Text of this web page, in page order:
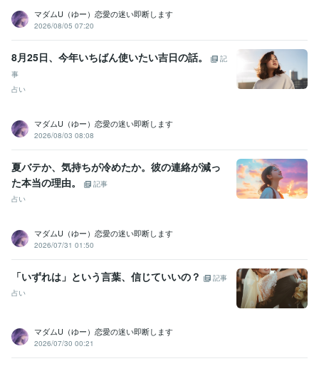
マダムU（ゆー）恋愛の迷い即断します
2026/08/05 07:20
8月25日、今年いちばん使いたい吉日の話。
記
事
占い
マダムU（ゆー）恋愛の迷い即断します
2026/08/03 08:08
夏バテか、気持ちが冷めたか。彼の連絡が減っ
た本当の理由。
記事
占い
マダムU（ゆー）恋愛の迷い即断します
2026/07/31 01:50
「いずれは」という言葉、信じていいの？
記事
占い
マダムU（ゆー）恋愛の迷い即断します
2026/07/30 00:21